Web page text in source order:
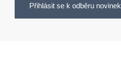
Přihlásit se k odběru novinek